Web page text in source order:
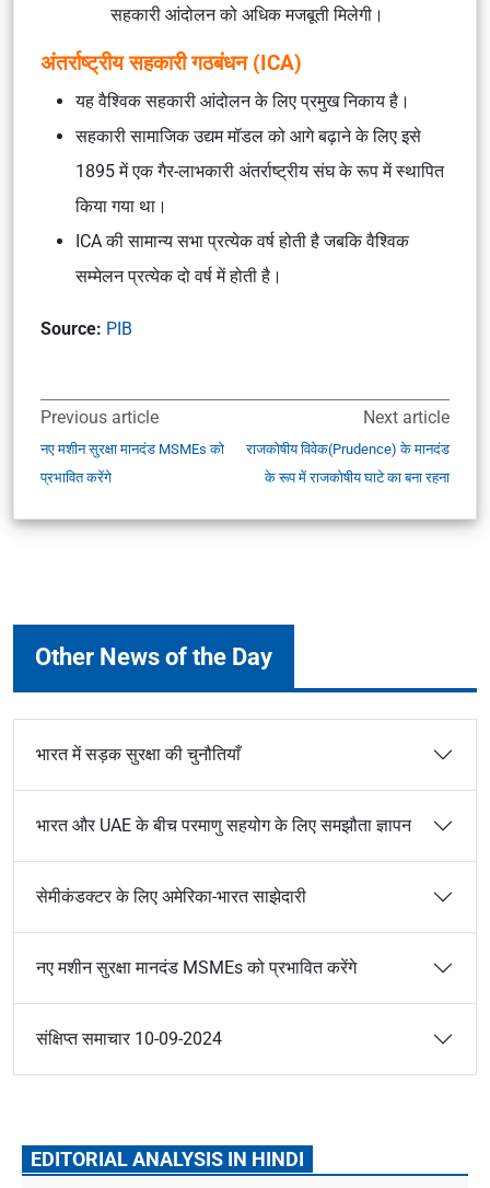
सहकारी आंदोलन को अधिक मजबूती मिलेगी।
अंतर्राष्ट्रीय सहकारी गठबंधन (ICA)
यह वैश्विक सहकारी आंदोलन के लिए प्रमुख निकाय है।
सहकारी सामाजिक उद्यम मॉडल को आगे बढ़ाने के लिए इसे
1895 में एक गैर-लाभकारी अंतर्राष्ट्रीय संघ के रूप में स्थापित
किया गया था।
ICA की सामान्य सभा प्रत्येक वर्ष होती है जबकि वैश्विक
सम्मेलन प्रत्येक दो वर्ष में होती है।
Source: PIB
Previous article
नए मशीन सुरक्षा मानदंड MSMEs को
प्रभावित करेंगे
Next article
राजकोषीय विवेक(Prudence) के मानदंड
के रूप में राजकोषीय घाटे का बना रहना
Other News of the Day
भारत में सड़क सुरक्षा की चुनौतियाँ
भारत और UAE के बीच परमाणु सहयोग के लिए समझौता ज्ञापन
सेमीकंडक्टर के लिए अमेरिका-भारत साझेदारी
नए मशीन सुरक्षा मानदंड MSMEs को प्रभावित करेंगे
संक्षिप्त समाचार 10-09-2024
EDITORIAL ANALYSIS IN HINDI